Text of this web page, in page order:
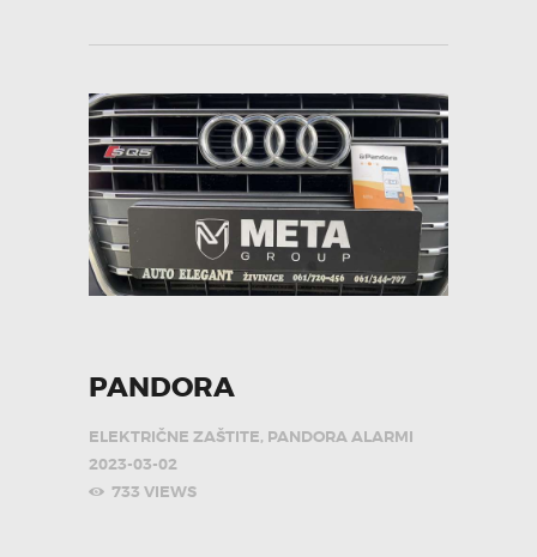
PANDORA
ELEKTRIČNE ZAŠTITE, PANDORA ALARMI
2023-03-02
733 VIEWS